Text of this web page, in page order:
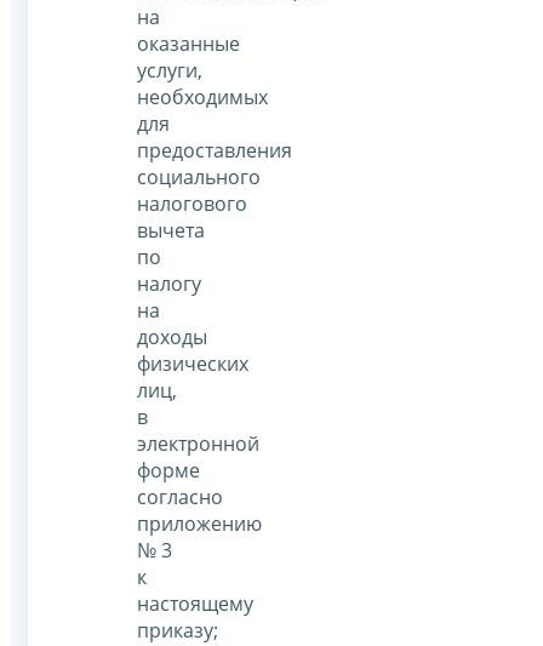
на
оказанные
услуги,
необходимых
для
предоставления
социального
налогового
вычета
по
налогу
на
доходы
физических
лиц,
в
электронной
форме
согласно
приложению
№ 3
к
настоящему
приказу;